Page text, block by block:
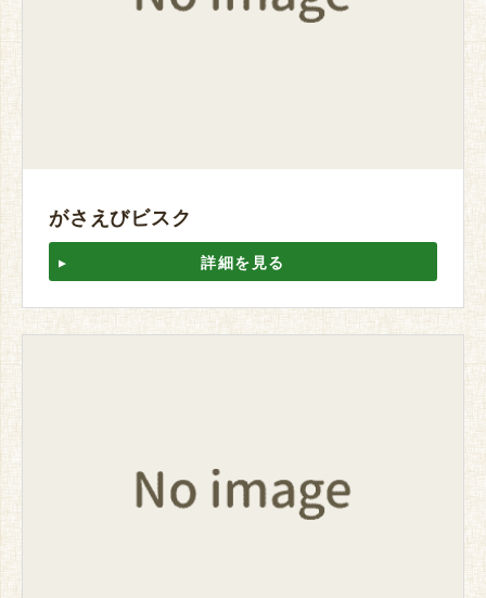
がさえびビスク
詳細を見る